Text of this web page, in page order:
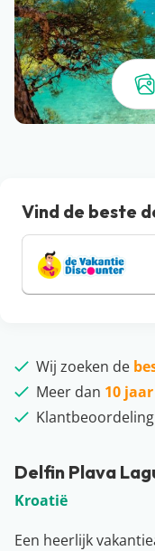
Delfin Plava
Kroatië
Een heerlijk
Vind de beste
Wij zoeken de
Meer dan 10 jaar
Klantbeoordeling